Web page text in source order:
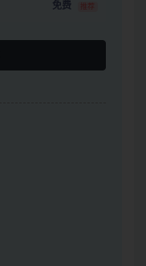
免费 推荐